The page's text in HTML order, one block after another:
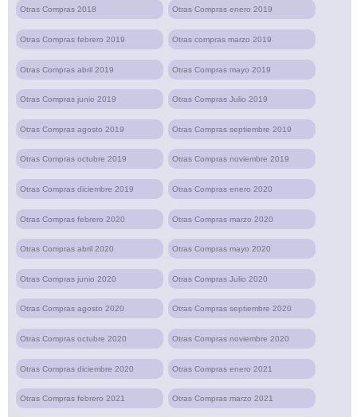
Otras Compras 2018 Otras Compras enero 2019
Otras Compras febrero 2019 Otras compras marzo 2019
Otras Compras abril 2019 Otras Compras mayo 2019
Otras Compras junio 2019 Otras Compras Julio 2019
Otras Compras agosto 2019 Otras Compras septiembre 2019
Otras Compras octubre 2019 Otras Compras noviembre 2019
Otras Compras diciembre 2019 Otras Compras enero 2020
Otras Compras febrero 2020 Otras Compras marzo 2020
Otras Compras abril 2020 Otras Compras mayo 2020
Otras Compras junio 2020 Otras Compras Julio 2020
Otras Compras agosto 2020 Otras Compras septiembre 2020
Otras Compras octubre 2020 Otras Compras noviembre 2020
Otras Compras diciembre 2020 Otras Compras enero 2021
Otras Compras febrero 2021 Otras Compras marzo 2021